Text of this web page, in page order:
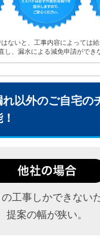
ないと、工事内容によっては
し、漏水による減免申請ができ
れ以外のご自宅の
工事しかできないた
提案の幅が狭い。